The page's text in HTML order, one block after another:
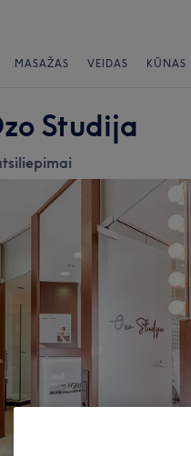
MASAŽAS VEIDAS KŪNAS
Studija